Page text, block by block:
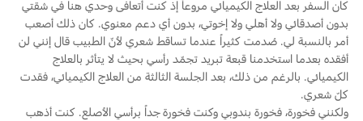
كان السفر بعد العلاج الكيميائي مروعاً إذ كنت أتعافى وحدي هنا في شقتي
بدون أصدقائي ولا أهلي ولا إخوتي، بدون أي دعم معنوي. كان ذلك أصعب
أمر بالنسبة لي. صُدمت كثيراً عندما تساقط شعري لأنّ الطبيب قال إنني لن
أفقده بعدما استخدمنا قبعة تبريد تجمّد رأسي بحيث لا يتأثر بالعلاج
الكيميائي. بالرغم من ذلك، بعد الجلسة الثالثة من العلاج الكيميائي، فقدت
كلّ شعري.
ولكنني فخورة، فخورة بندوبي وكنت فخورة جداً برأسي الأصلع. كنت أذهب